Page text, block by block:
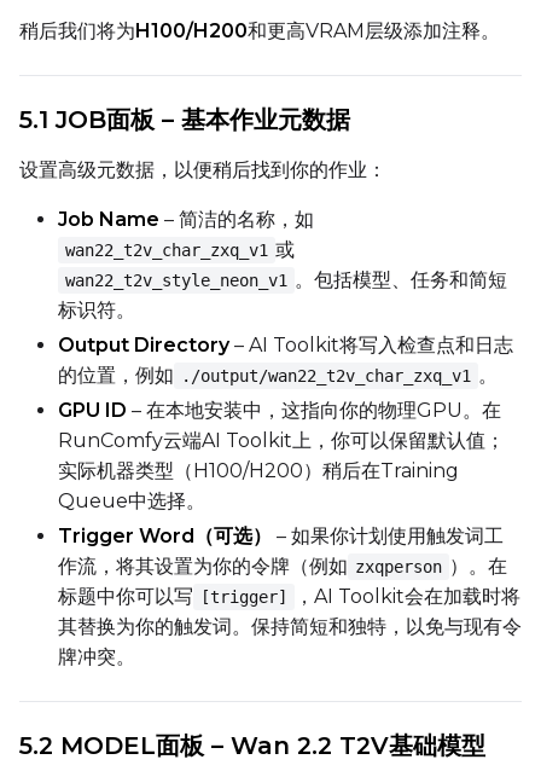
Width
Seed
LoRA Scale
Prompt
Width
稍后我们将为H100/H200和更高VRAM层级添加注释。
5.1 JOB面板 – 基本作业元数据
设置高级元数据，以便稍后找到你的作业：
Job Name – 简洁的名称，如
wan22_t2v_char_zxq_v1 或
wan22_t2v_style_neon_v1 。包括模型、任务和简短
标识符。
Output Directory– AI Toolkit将写入检查点和日志
的位置，例如
./output/wan22_t2v_char_zxq_v1 。
GPU ID – 在本地安装中，这指向你的物理GPU。在
RunComfy云端AI Toolkit上，你可以保留默认值；
实际机器类型（H100/H200）稍后在Training
Queue中选择。
Trigger Word（可选）
– 如果你计划使用触发词工
作流，将其设置为你的令牌（例如 zxqperson ）。在
标题中你可以写
[trigger]
，AI Toolkit会在加载时将
其替换为你的触发词。保持简短和独特，以免与现有令
牌冲突。
5.2 MODEL面板 – Wan 2.2 T2V基础模型